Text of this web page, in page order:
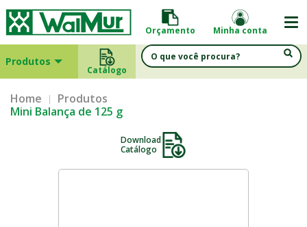
Orçamento Minha conta
Produtos
Catálogo
Home
Produtos
Mini Balança de 125 g
Download
Catálogo